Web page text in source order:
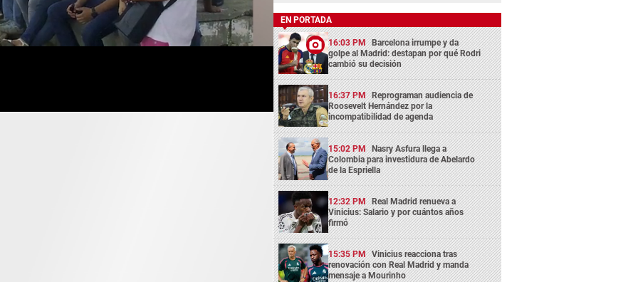
EN PORTADA
16:03 PM Barcelona irrumpe y da
golpe al Madrid: destapan por qué Rodri
cambió su decisión
16:37 PM Reprograman audiencia de
Roosevelt Hernández por la
incompatibilidad de agenda
15:02 PM Nasry Asfura llega a
Colombia para investidura de Abelardo
de la Espriella
12:32 PM Real Madrid renueva a
Vinicius: Salario y por cuántos años
firmó
15:35 PM Vinicius reacciona tras
renovación con Real Madrid y manda
mensaje a Mourinho